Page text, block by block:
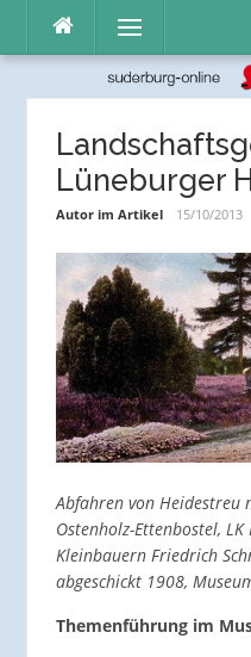
Inhalt
Menü
Lüneburger
Autor im Artikel 15/10/2013
Abfahren von Heidestreu
Ostenholz-Ettenbostel,
Kleinbauern Friedrich
abgeschickt 1908,
Themenführung im